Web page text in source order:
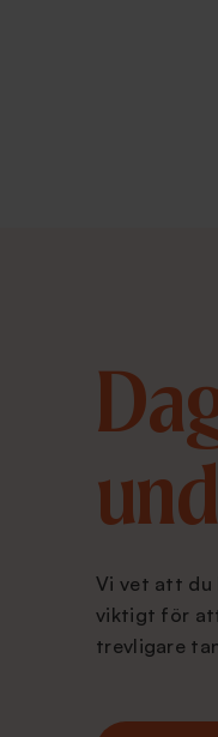
Vi vet att du
viktigt för att
trevligare